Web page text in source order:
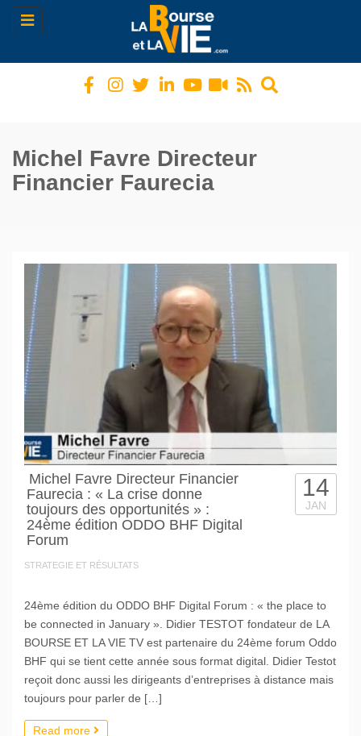
Toggle
navigation
Michel Favre Directeur
Financier Faurecia
Michel Favre Directeur Financier
Faurecia : « La crise donne
toujours des opportunités » :
24ème édition ODDO BHF Digital
Forum
STRATEGIE ET RÉSULTATS
14
JAN
24ème édition du ODDO BHF Digital Forum : « the place to
be connected in January ». Didier TESTOT fondateur de LA
BOURSE ET LA VIE TV est partenaire du 24ème forum Oddo
BHF qui se tient cette année sous format digital. Didier Testot
reçoit donc aussi les dirigeants d’entreprises à distance mais
toujours pour parler de […]
Read more